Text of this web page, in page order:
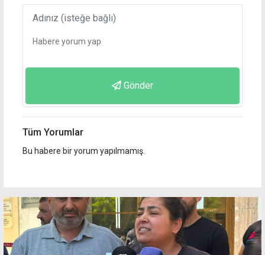
Gönder
Tüm Yorumlar
Bu habere bir yorum yapılmamış.